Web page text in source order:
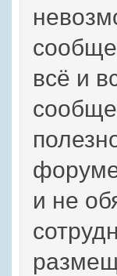
всё и
и не